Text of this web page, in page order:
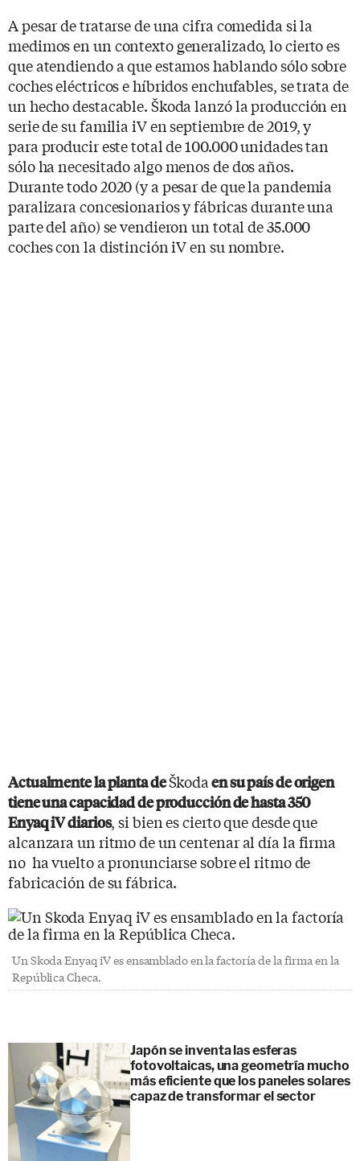
A pesar de tratarse de una cifra comedida si la
medimos en un contexto generalizado, lo cierto es
que atendiendo a que estamos hablando sólo sobre
coches eléctricos e híbridos enchufables, se trata de
un hecho destacable. Škoda lanzó la producción en
serie de su familia iV en septiembre de 2019, y
para producir este total de 100.000 unidades tan
sólo ha necesitado algo menos de dos años.
Durante todo 2020 (y a pesar de que la pandemia
paralizara concesionarios y fábricas durante una
parte del año) se vendieron un total de 35.000
coches con la distinción iV en su nombre.
Actualmente la planta deŠkoda en su país de origen
tiene una capacidad de producción de hasta 350
Enyaq iV diarios, si bien es cierto que desde que
alcanzara un ritmo de un centenar al día la firma
no ha vuelto a pronunciarse sobre el ritmo de
fabricación de su fábrica.
Un Skoda Enyaq iV es ensamblado en la factoría de la firma en la
República Checa.
Japón se inventa las esferas
fotovoltaicas, una geometría mucho
más eficiente que los paneles solares
capaz de transformar el sector